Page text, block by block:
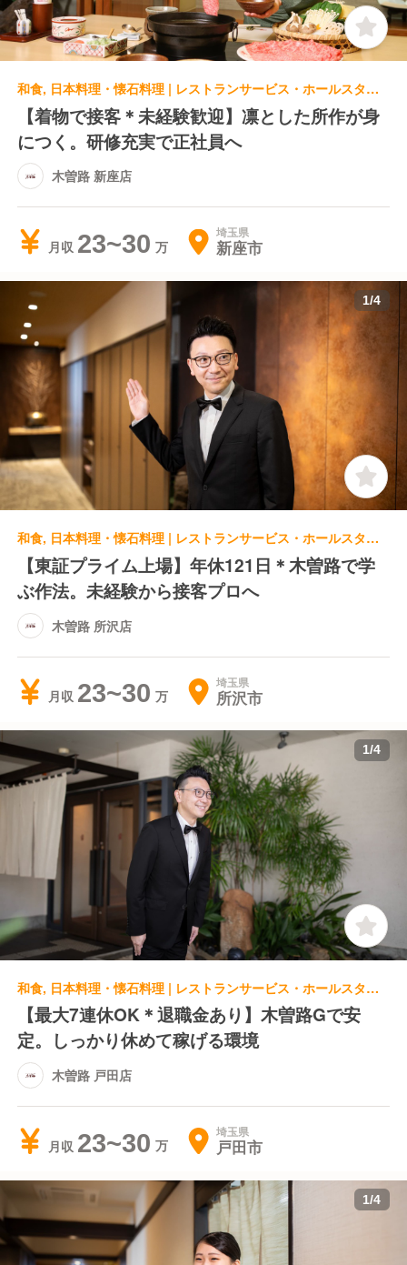
和食, 日本料理・懐石料理 | レストランサービス・ホールスタッフ | 木曽路 新座店
【着物で接客＊未経験歓迎】凛とした所作が身
につく。研修充実で正社員へ
木曽路 新座店
月収 23~30 埼玉県
新座市
1/4
和食, 日本料理・懐石料理 | レストランサービス・ホールスタッフ | 木曽路 所沢店
【東証プライム上場】年休121日＊木曽路で学
ぶ作法。未経験から接客プロへ
木曽路 所沢店
月収 23~30 埼玉県
所沢市
1/4
和食, 日本料理・懐石料理 | レストランサービス・ホールスタッフ | 木曽路 戸田店
【最大7連休OK＊退職金あり】木曽路Gで安
定。しっかり休めて稼げる環境
木曽路 戸田店
月収 23~30 埼玉県
戸田市
1/4